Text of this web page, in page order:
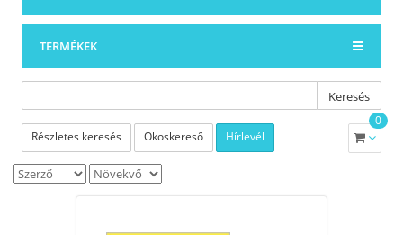
TERMÉKEK
Keresés
Részletes keresés Okoskereső Hírlevél
0